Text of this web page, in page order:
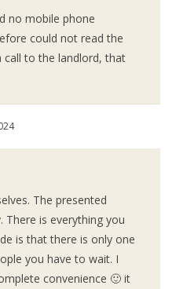
no mobile phone
could not read the
call to the landlord, that
The presented
is everything you
is that there is only one
you have to wait. I
convenience 🙂 it